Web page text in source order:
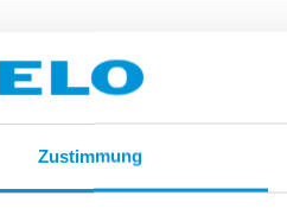
Zustimmung